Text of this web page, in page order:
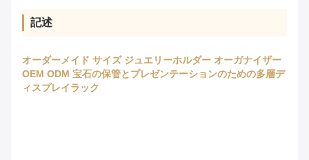
記述
オーダーメイド サイズ ジュエリーホルダー オーガナイザー
OEM ODM 宝石の保管とプレゼンテーションのための多層デ
ィスプレイラック